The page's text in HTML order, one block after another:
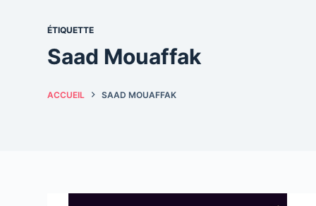
ÉTIQUETTE
Saad Mouaffak
ACCUEIL SAAD MOUAFFAK